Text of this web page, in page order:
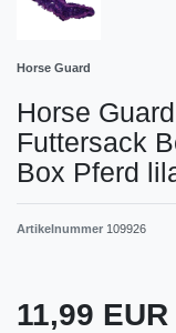
Horse Guard
Horse
Futtersack
Box Pferd
Artikelnummer 109926
11,99 EUR